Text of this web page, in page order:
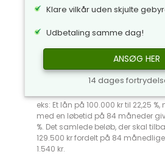
Klare vilkår uden skjulte
Udbetaling samme dag!
ANSØG HER
14 dages
eks: Et lån på 100.000 kr til 22,25
med en løbetid på 84 måneder
%. Det samlede beløb, der skal
129.500 kr fordelt på 84
1.540 kr.